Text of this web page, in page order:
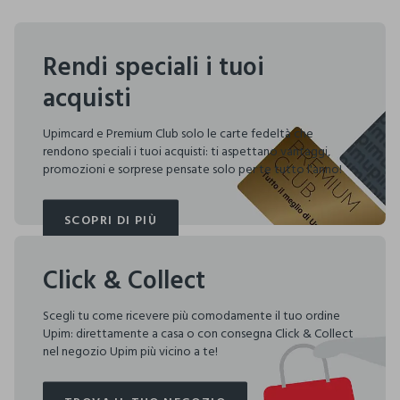
Rendi speciali i tuoi
acquisti
Upimcard e Premium Club solo le carte fedeltà che
rendono speciali i tuoi acquisti: ti aspettano vantaggi,
promozioni e sorprese pensate solo per te tutto l'anno!
SCOPRI DI PIÙ
SCOPRI DI PIÙ
Click & Collect
Scegli tu come ricevere più comodamente il tuo ordine
Upim: direttamente a casa o con consegna Click & Collect
nel negozio Upim più vicino a te!